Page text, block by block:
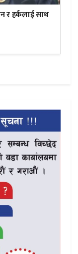
र हर्कलाई साथ